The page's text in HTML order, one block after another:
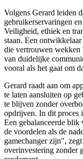
Volgens Gerard leiden
gebruikerservaringen
Veiligheid, ethiek en
staan. Een
die vertrouwen wekken
van duidelijke
vooral als het gaat om
Gerard raadt aan om
te laten aansluiten op
te blijven zonder
opdrijven. In dit proces
Een gebalanceerde
de voordelen als de
gamechanger zijn",
overinvestering zonder